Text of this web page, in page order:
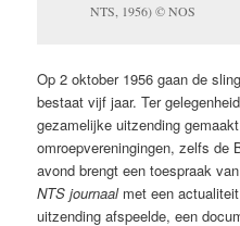
NTS, 1956) © NOS
Op 2 oktober 1956 gaan de
bestaat vijf jaar. Ter
gezamelijke uitzending
omroepvereningingen, zelfs de
avond brengt een toespraak
NTS journaalmet een
uitzending afspeelde, een